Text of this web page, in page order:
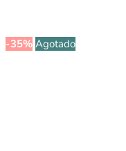
-35% Agotado